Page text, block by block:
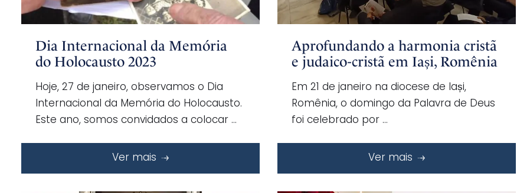
Dia Internacional da Memória
do Holocausto 2023
Hoje, 27 de janeiro, observamos o Dia
Internacional da Memória do Holocausto.
Este ano, somos convidados a colocar …
Ver mais
Aprofundando a harmonia cristã
e judaico-cristã em Iași, Romênia
Em 21 de janeiro na diocese de Iași,
Romênia, o domingo da Palavra de Deus
foi celebrado por …
Ver mais